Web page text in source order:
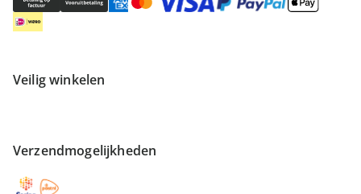
Veilig winkelen
Verzendmogelijkheden